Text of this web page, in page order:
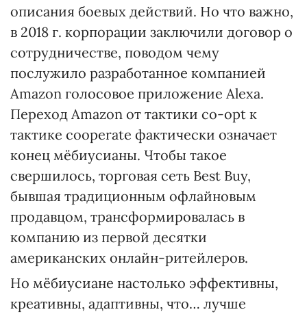
описания боевых действий. Но что важно,
в 2018 г. корпорации заключили договор о
сотрудничестве, поводом чему
послужило разработанное компанией
Amazon голосовое приложение Alexa.
Переход Amazon от тактики сo-opt к
тактике cooperate фактически означает
конец мёбиусианы. Чтобы такое
свершилось, торговая сеть Best Buy,
бывшая традиционным офлайновым
продавцом, трансформировалась в
компанию из первой десятки
американских онлайн-ритейлеров.
Но мёбиусиане настолько эффективны,
креативны, адаптивны, что… лучше